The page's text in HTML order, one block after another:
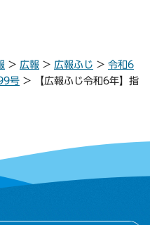
> 広報 > 広報ふじ > 令和6
号 > 【広報ふじ令和6年】指